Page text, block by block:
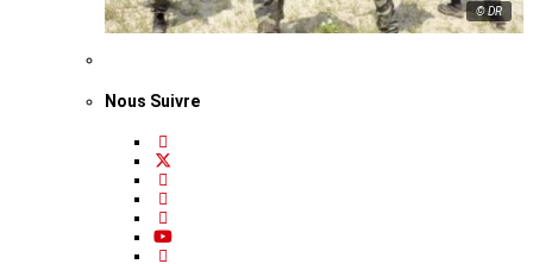
© DR
Nous Suivre